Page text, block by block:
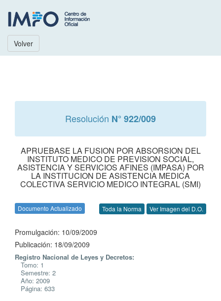
Volver
Resolución N° 922/009
APRUEBASE LA FUSION POR ABSORSION DEL
INSTITUTO MEDICO DE PREVISION SOCIAL,
ASISTENCIA Y SERVICIOS AFINES (IMPASA) POR
LA INSTITUCION DE ASISTENCIA MEDICA
COLECTIVA SERVICIO MEDICO INTEGRAL (SMI)
Documento Actualizado Toda la Norma Ver Imagen del D.O.
Promulgación: 10/09/2009
Publicación: 18/09/2009
Registro Nacional de Leyes y Decretos:
Tomo: 1
Semestre: 2
Año: 2009
Página: 633